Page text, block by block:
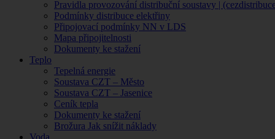
Pravidla provozování distribuční soustavy |
Podmínky distribuce elektřiny
Připojovací podmínky NN v LDS
Mapa připojitelnosti
Dokumenty ke stažení
Teplo
Tepelná energie
Soustava CZT – Město
Soustava CZT – Jasenice
Ceník tepla
Dokumenty ke stažení
Brožura Jak snížit náklady
Voda